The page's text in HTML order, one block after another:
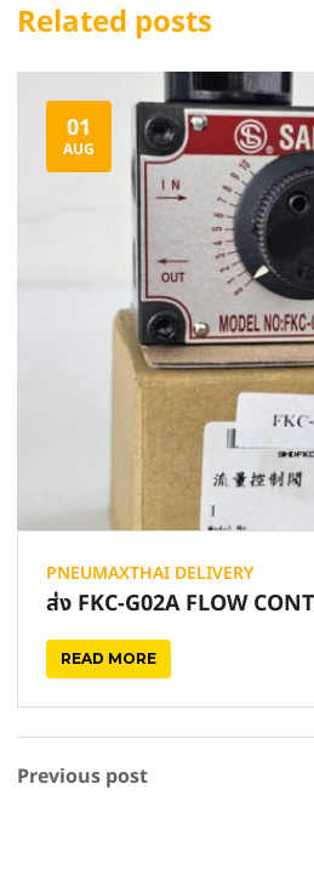
Related posts
01
AUG
PNEUMAXTHAI DELIVERY
ส่ง FKC-G02A FLOW
READ MORE
Previous post